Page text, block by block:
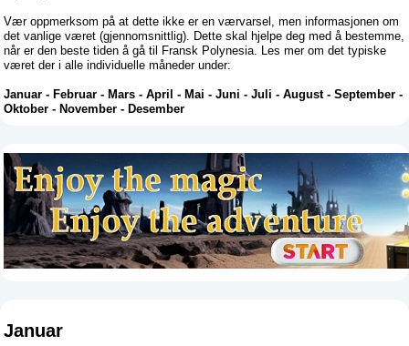
Vær oppmerksom på at dette ikke er en værvarsel, men informasjonen om
det vanlige været (gjennomsnittlig). Dette skal hjelpe deg med å bestemme,
når er den beste tiden å gå til Fransk Polynesia. Les mer om det typiske
været der i alle individuelle måneder under:
Januar -Februar -Mars -April -Mai -Juni -Juli -August-September -
Oktober -November -Desember
Januar